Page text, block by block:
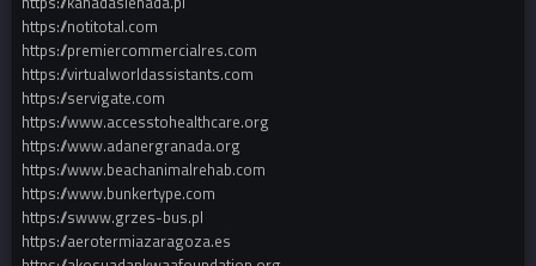
https://notitotal.com
https://premiercommercialres.com
https://virtualworldassistants.com
https://servigate.com
https://www.accesstohealthcare.org
https://www.adanergranada.org
https://www.beachanimalrehab.com
https://www.bunkertype.com
https://swww.grzes-bus.pl
https://aerotermiazaragoza.es